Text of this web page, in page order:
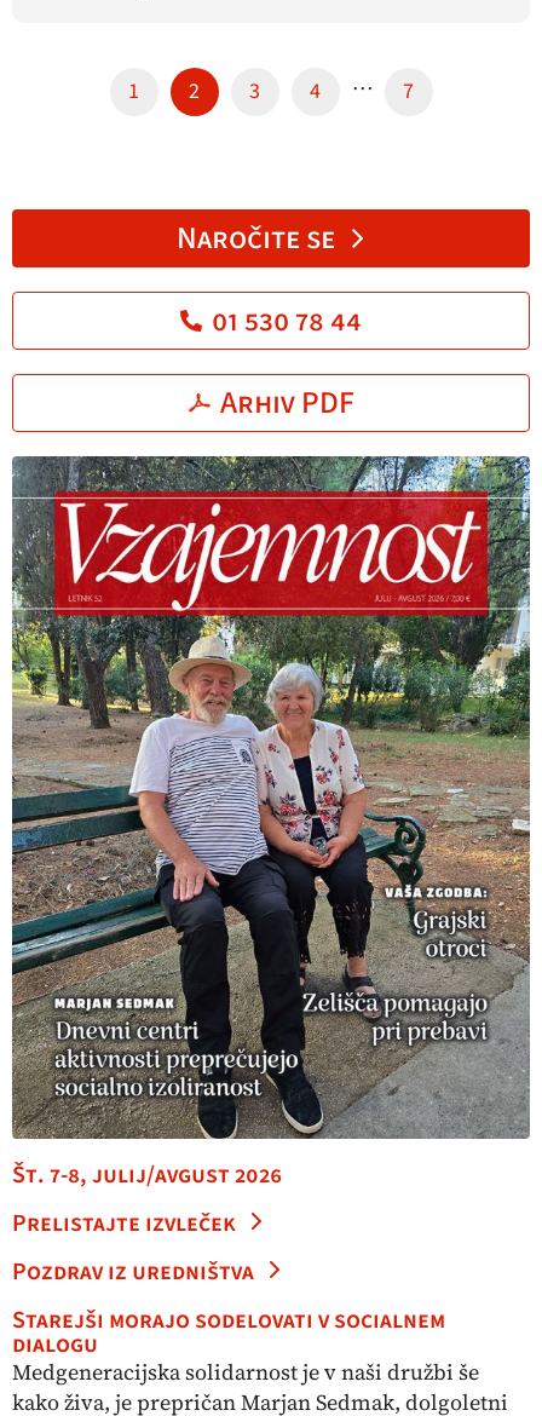
1 2 3 4 … 7
Naročite se
01 530 78 44
Arhiv PDF
Št. 7-8, julij/avgust 2026
Prelistajte izvleček
Pozdrav iz uredništva
Starejši morajo sodelovati v socialnem
dialogu
Medgeneracijska solidarnost je v naši družbi še
kako živa, je prepričan Marjan Sedmak, dolgoletni